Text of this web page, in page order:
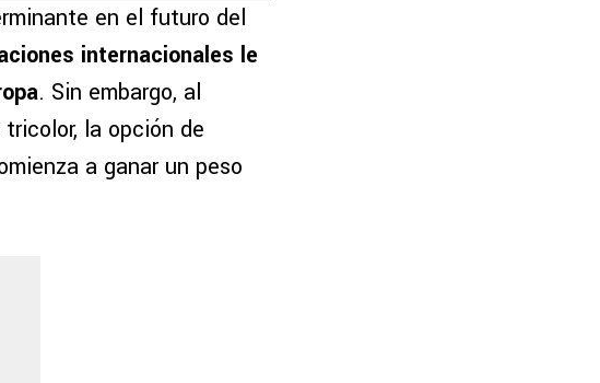
en el futuro del
internacionales le
. Sin embargo, al
la opción de
a ganar un peso